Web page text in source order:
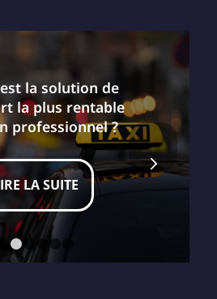
la solution de
la plus rentable
professionnel ?
LA SUITE